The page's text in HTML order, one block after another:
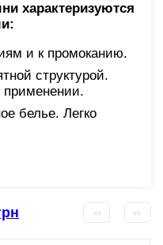
характеризуются
и к промоканию.
структурой.
применении.
белье. Легко